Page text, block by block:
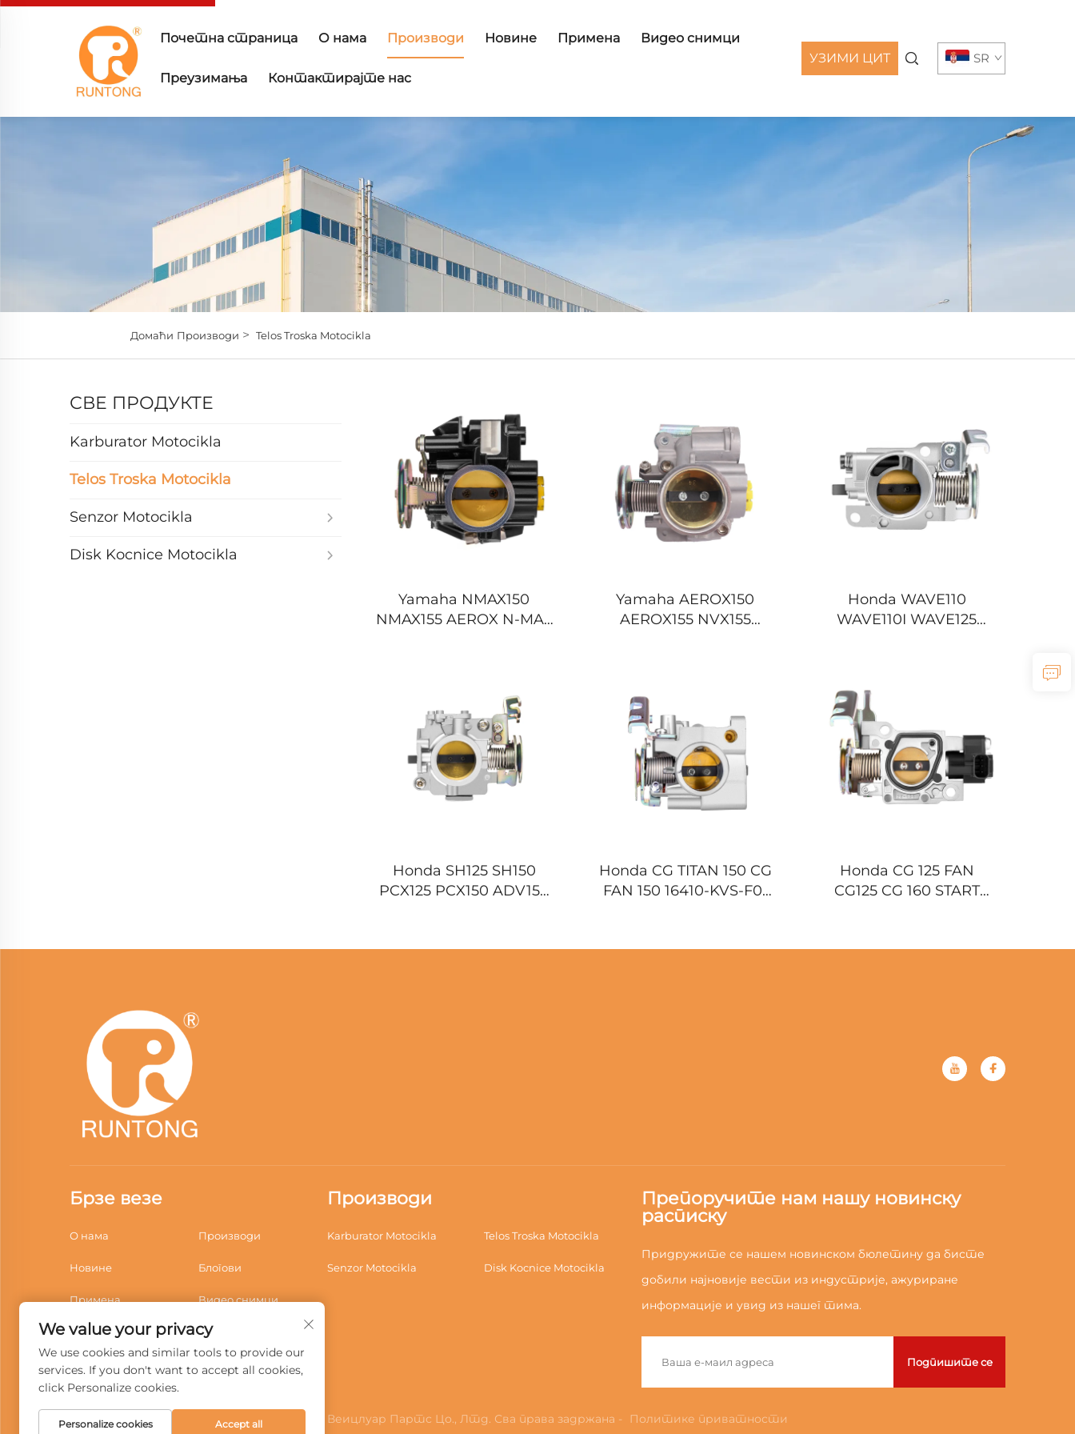
Почетна страница О нама Производи Новине Примена Видео снимци
Преузимања Контактирајте нас
УЗИМИ ЦИТ SR
Домаћи Производи > Telos Troska Motocikla
СВЕ ПРОДУКТЕ
Karburator Motocikla
Telos Troska Motocikla
Senzor Motocikla
Disk Kocnice Motocikla
Yamaha NMAX150
NMAX155 AEROX N-MAX
Yamaha AEROX150
AEROX155 NVX155
Honda WAVE110
WAVE110I WAVE125
Honda SH125 SH150
PCX125 PCX150 ADV150
Honda CG TITAN 150 CG
FAN 150 16410-KVS-F01
Honda CG 125 FAN
CG125 CG 160 START
контролу гаса
Брзе везе
О нама Производи
Новине Блогови
Примена Видео снимци
Преузимања Контактирајте нас
Производи
Karburator Motocikla Telos Troska Motocikla
Senzor Motocikla Disk Kocnice Motocikla
Препоручите нам нашу новинску
расписку
Придружите се нашем новинском бюлетину да бисте
добили најновије вести из индустрије, ажуриране
информације и увид из нашег тима.
Подпишите се
Copyright © 2026 Венцхоу Рунтонг Мотор Веицлуар Партс Цо., Лтд. Сва права задржана - Политике приватности
We value your privacy
We use cookies and similar tools to provide our
services. If you don't want to accept all cookies,
click Personalize cookies.
Personalize cookies Accept all